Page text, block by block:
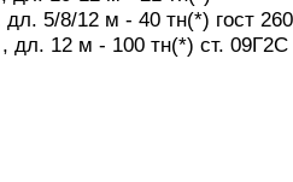
5/8/12 м - 40 тн(*) гост
дл. 12 м - 100 тн(*) ст. 09Г2С